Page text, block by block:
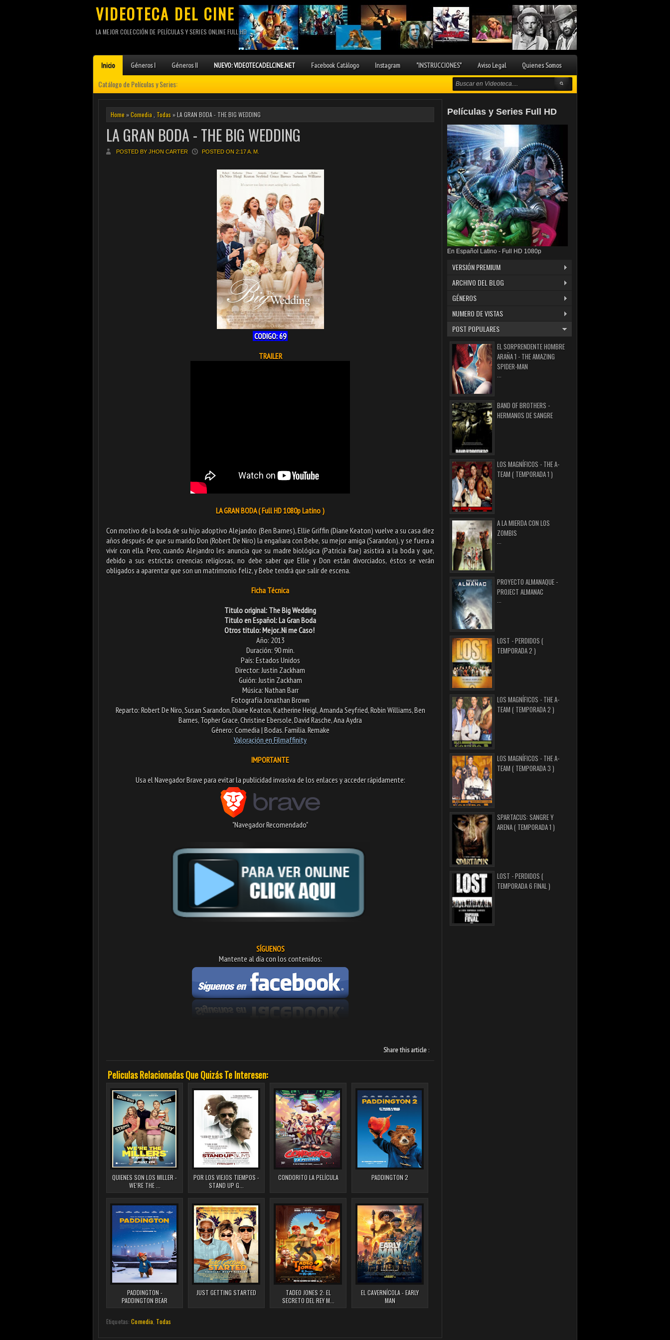
VIDEOTECA DEL CINE
LA MEJOR COLECCIÓN DE PELÍCULAS Y SERIES ONLINE FULL HD
Inicio Géneros I Géneros II NUEVO: VIDEOTECADELCINE.NET Facebook Catálogo Instagram "INSTRUCCIONES" Aviso Legal Quienes Somos
Catálogo de Películas y Series:
Home »Comedia Todas » LA GRAN BODA - THE BIG WEDDING
LA GRAN BODA - THE BIG WEDDING
POSTED BY JHON CARTER POSTED ON 2:17 A. M.
CODIGO: 69
TRAILER
LA GRAN BODA ( Full HD 1080p Latino )
Con motivo de la boda de su hijo adoptivo Alejandro (Ben Barnes), Ellie Griffin (Diane Keaton) vuelve a su casa diez
años después de que su marido Don (Robert De Niro) la engañara con Bebe, su mejor amiga (Sarandon), y se fuera a
vivir con ella. Pero, cuando Alejandro les anuncia que su madre biológica (Patricia Rae) asistirá a la boda y que,
debido a sus estrictas creencias religiosas, no debe saber que Ellie y Don están divorciados, éstos se verán
obligados a aparentar que son un matrimonio feliz, y Bebe tendrá que salir de escena.
Ficha Técnica
Titulo original: The Big Wedding
Titulo en Español: La Gran Boda
Otros titulo: Mejor..Ni me Caso!
Año: 2013
Duración: 90 min.
País: Estados Unidos
Director: Justin Zackham
Guión: Justin Zackham
Música: Nathan Barr
Fotografía Jonathan Brown
Reparto: Robert De Niro, Susan Sarandon, Diane Keaton, Katherine Heigl, Amanda Seyfried, Robin Williams, Ben
Barnes, Topher Grace, Christine Ebersole, David Rasche, Ana Aydra
Género: Comedia | Bodas. Familia. Remake
Valoración en Filmaffinity
IMPORTANTE
Usa el Navegador Brave para evitar la publicidad invasiva de los enlaces y acceder rápidamente:​
"Navegador Recomendado"
SÍGUENOS
Mantente al día con los contenidos:
Share this article :
Peliculas Relacionadas Que Quizás Te Interesen:
QUIENES SON LOS MILLER -
WE’RE THE ...
POR LOS VIEJOS TIEMPOS -
STAND UP G...
CONDORITO LA PELÍCULA PADDINGTON 2
PADDINGTON -
PADDINGTON BEAR
JUST GETTING STARTED
TADEO JONES 2: EL
SECRETO DEL REY M...
EL CAVERNÍCOLA - EARLY
MAN
Etiquetas:Comedia Todas
Películas y Series Full HD
En Español Latino - Full HD 1080p
VERSIÓN PREMIUM
ARCHIVO DEL BLOG
GÉNEROS
NUMERO DE VISTAS
POST POPULARES
EL SORPRENDENTE HOMBRE
ARAÑA 1 - THE AMAZING
SPIDER-MAN
BAND OF BROTHERS -
HERMANOS DE SANGRE
LOS MAGNÍFICOS - THE A-
TEAM ( TEMPORADA 1 )
A LA MIERDA CON LOS
ZOMBIS
PROYECTO ALMANAQUE -
PROJECT ALMANAC
LOST - PERDIDOS (
TEMPORADA 2 )
LOS MAGNÍFICOS - THE A-
TEAM ( TEMPORADA 2 )
LOS MAGNÍFICOS - THE A-
TEAM ( TEMPORADA 3 )
SPARTACUS: SANGRE Y
ARENA ( TEMPORADA 1 )
LOST - PERDIDOS (
TEMPORADA 6 FINAL )